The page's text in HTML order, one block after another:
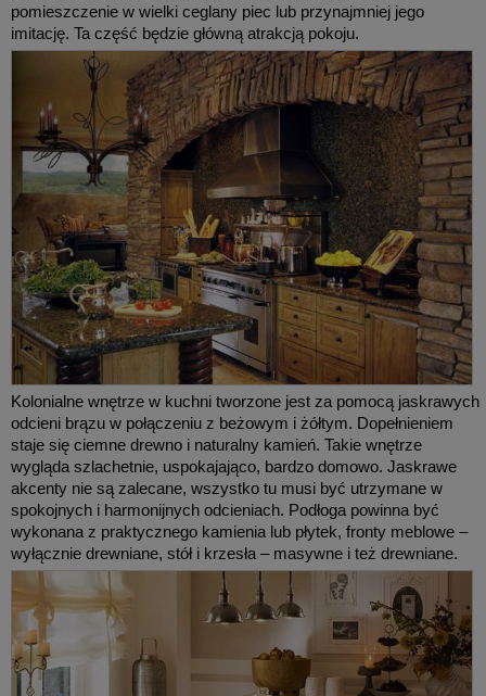
pomieszczenie w wielki ceglany piec lub przynajmniej jego
imitację. Ta część będzie główną atrakcją pokoju.
Kolonialne wnętrze w kuchni tworzone jest za pomocą jaskrawych
odcieni brązu w połączeniu z beżowym i żółtym. Dopełnieniem
staje się ciemne drewno i naturalny kamień. Takie wnętrze
wygląda szlachetnie, uspokajająco, bardzo domowo. Jaskrawe
akcenty nie są zalecane, wszystko tu musi być utrzymane w
spokojnych i harmonijnych odcieniach. Podłoga powinna być
wykonana z praktycznego kamienia lub płytek, fronty meblowe –
wyłącznie drewniane, stół i krzesła – masywne i też drewniane.